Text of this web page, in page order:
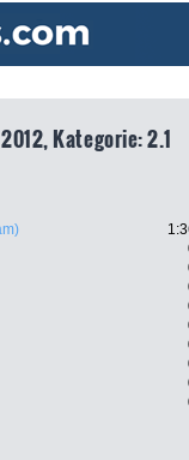
Kategorie: 2.1